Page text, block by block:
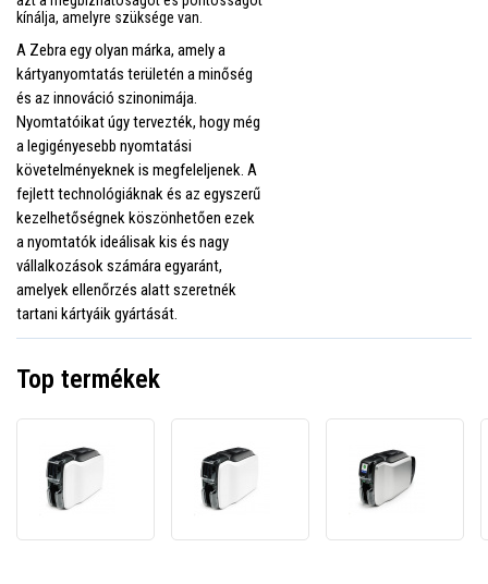
kínálja, amelyre szüksége van.
A Zebra egy olyan márka, amely a
kártyanyomtatás területén a minőség
és az innováció szinonimája.
Nyomtatóikat úgy tervezték, hogy még
a legigényesebb nyomtatási
követelményeknek is megfeleljenek. A
fejlett technológiáknak és az egyszerű
kezelhetőségnek köszönhetően ezek
a nyomtatók ideálisak kis és nagy
vállalkozások számára egyaránt,
amelyek ellenőrzés alatt szeretnék
tartani kártyáik gyártását.
Top termékek
kártyanyomtató,
kártyanyomtató,